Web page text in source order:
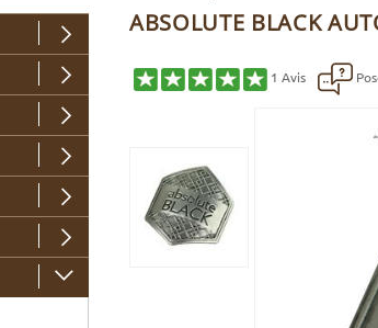
ABSOLUTE BLACK
1 Avis